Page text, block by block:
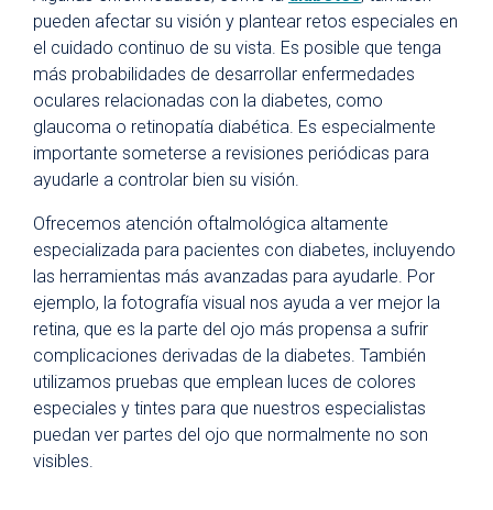
pueden afectar su visión y plantear retos especiales en
el cuidado continuo de su vista. Es posible que tenga
más probabilidades de desarrollar enfermedades
oculares relacionadas con la diabetes, como
glaucoma o retinopatía diabética. Es especialmente
importante someterse a revisiones periódicas para
ayudarle a controlar bien su visión.
Ofrecemos atención oftalmológica altamente
especializada para pacientes con diabetes, incluyendo
las herramientas más avanzadas para ayudarle. Por
ejemplo, la fotografía visual nos ayuda a ver mejor la
retina, que es la parte del ojo más propensa a sufrir
complicaciones derivadas de la diabetes. También
utilizamos pruebas que emplean luces de colores
especiales y tintes para que nuestros especialistas
puedan ver partes del ojo que normalmente no son
visibles.